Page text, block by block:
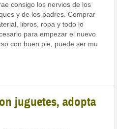
consigo los nervios de los
y de los padres. Comprar
libros, ropa y todo lo
para empezar el nuevo
con buen pie, puede ser mu
juguetes, adopta